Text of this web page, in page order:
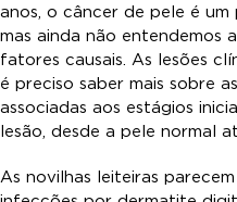
anos, o câncer de pele é
mas ainda não entendemos
fatores causais. As lesões
é preciso saber mais sobre
associadas aos estágios
lesão, desde a pele normal
As novilhas leiteiras